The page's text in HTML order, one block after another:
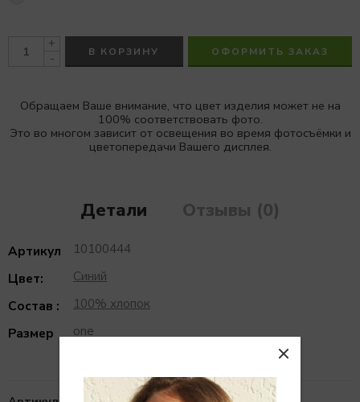
+
-
В КОРЗИНУ ОФОРМИТЬ ЗАКАЗ
Обращаем Ваше внимание, что цвет изделия может не на
100% соответствовать фото.
Это во многом зависит от освещения во время фотосъёмки и
цветопередачи Вашего дисплея.
Детали Отзывы (0)
Артикул
10100444
Цвет:
Синий
Состав :
100% хлопок
Размер
one